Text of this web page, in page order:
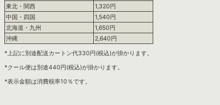
東北・関西
1,320円
中国・四国
1,540円
北海道・九州
1,650円
沖縄
2,640円
*上記に別途配送カートン代330円(税込)が掛かります。
*クール便は別途440円(税込)が掛かります。
*表示金額は消費税率10％です。